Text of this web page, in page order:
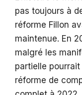
pas toujours à
réforme Fillon
maintenue. En
malgré les
partielle
réforme de